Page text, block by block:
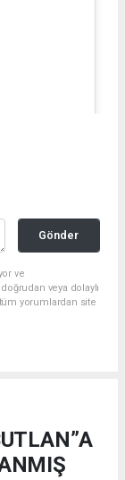
Gönder
ve
veya dolaylı
yorumlardan site